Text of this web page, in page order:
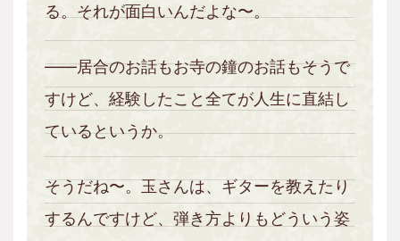
る。それが面白いんだよな〜。
――居合のお話もお寺の鐘のお話もそうで
すけど、経験したこと全てが人生に直結し
ているというか。
そうだね〜。玉さんは、ギターを教えたり
するんですけど、弾き方よりもどういう姿